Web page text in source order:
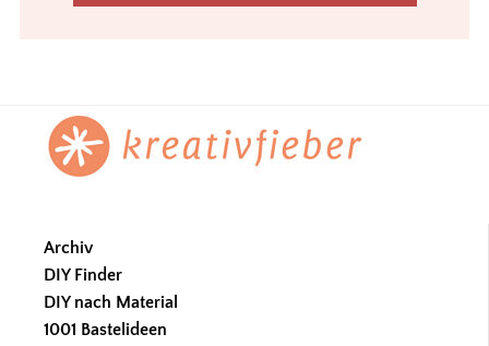
Footer
Archiv
DIY Finder
DIY nach Material
1001 Bastelideen